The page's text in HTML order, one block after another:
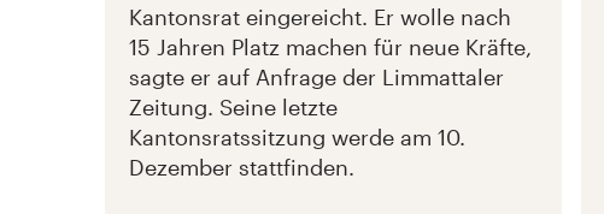
Kantonsrat eingereicht. Er wolle nach
15 Jahren Platz machen für neue Kräfte,
sagte er auf Anfrage der Limmattaler
Zeitung. Seine letzte
Kantonsratssitzung werde am 10.
Dezember stattfinden.